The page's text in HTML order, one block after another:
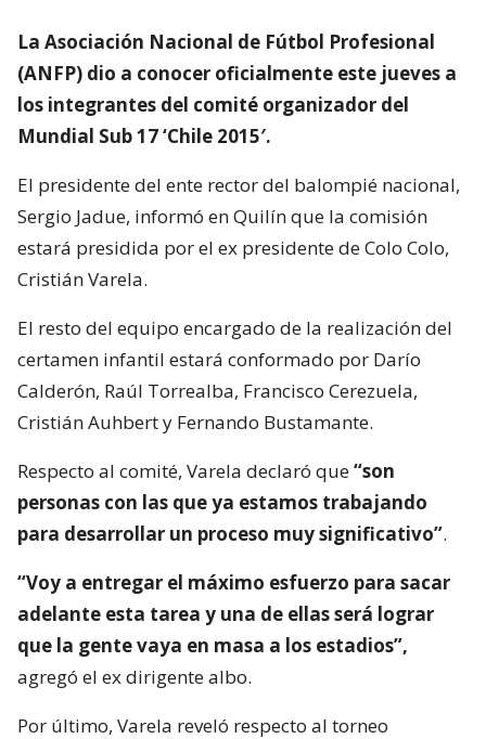
La Asociación Nacional de Fútbol Profesional
(ANFP) dio a conocer oficialmente este jueves a
los integrantes del comité organizador del
Mundial Sub 17 ‘Chile 2015′.
El presidente del ente rector del balompié nacional,
Sergio Jadue, informó en Quilín que la comisión
estará presidida por el ex presidente de Colo Colo,
Cristián Varela.
El resto del equipo encargado de la realización del
certamen infantil estará conformado por Darío
Calderón, Raúl Torrealba, Francisco Cerezuela,
Cristián Auhbert y Fernando Bustamante.
Respecto al comité, Varela declaró que“son
personas con las que ya estamos trabajando
para desarrollar un proceso muy significativo”.
“Voy a entregar el máximo esfuerzo para sacar
adelante esta tarea y una de ellas será lograr
que la gente vaya en masa a los estadios”,
agregó el ex dirigente albo.
Por último, Varela reveló respecto al torneo